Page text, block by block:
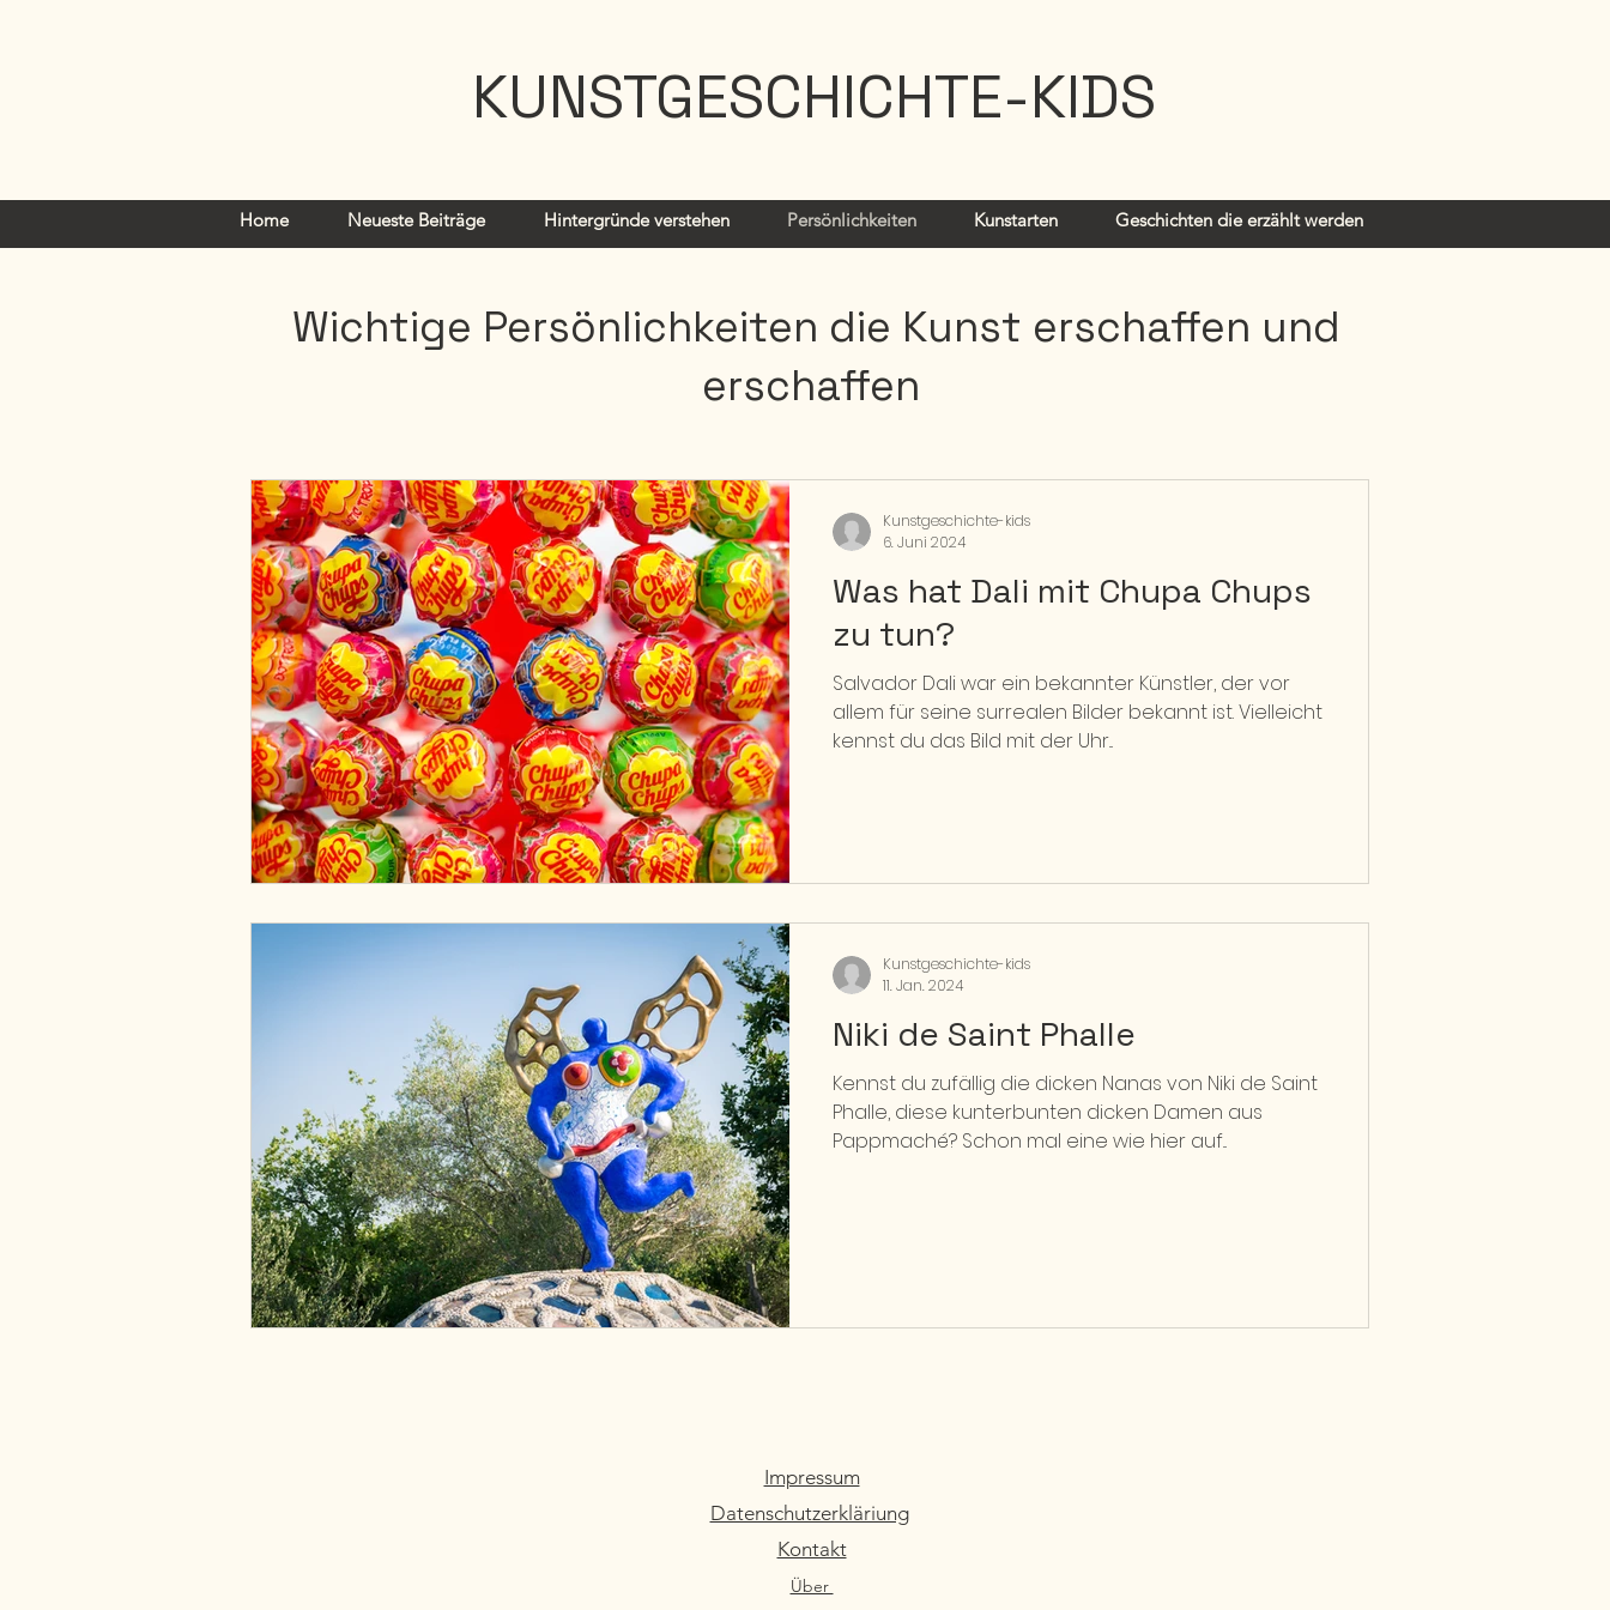
KUNSTGESCHICHTE-KIDS
Home Neueste Beiträge Hintergründe verstehen Persönlichkeiten Kunstarten Geschichten die erzählt werden
Wichtige Persönlichkeiten die Kunst erschaffen und
erschaffen
Was hat Dali mit Chupa Chups
zu tun?
Salvador Dali war ein bekannter Künstler, der vor
allem für seine surrealen Bilder bekannt ist. Vielleicht
kennst du das Bild mit der Uhr...
Kunstgeschichte-kids
6. Juni 2024
Niki de Saint Phalle
Kennst du zufällig die dicken Nanas von Niki de Saint
Phalle, diese kunterbunten dicken Damen aus
Pappmaché? Schon mal eine wie hier auf...
Kunstgeschichte-kids
11. Jan. 2024
Impressum
Datenschutzerkläriung
Kontakt
Über